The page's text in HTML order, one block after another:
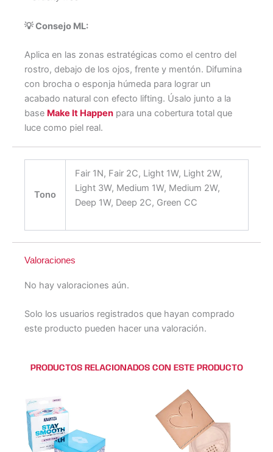
💡 Consejo ML:
Aplica en las zonas estratégicas como el centro del
rostro, debajo de los ojos, frente y mentón. Difumina
con brocha o esponja húmeda para lograr un
acabado natural con efecto lifting. Úsalo junto a la
base Make It Happen para una cobertura total que
luce como piel real.
Tono
Fair 1N, Fair 2C, Light 1W, Light 2W,
Light 3W, Medium 1W, Medium 2W,
Deep 1W, Deep 2C, Green CC
Valoraciones
No hay valoraciones aún.
Solo los usuarios registrados que hayan comprado
este producto pueden hacer una valoración.
PRODUCTOS RELACIONADOS CON ESTE PRODUCTO
tiene
variantes.variantes.
tiene
múltiples
variantes.
múltiples
variantes.